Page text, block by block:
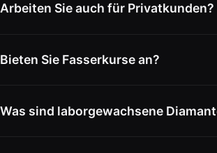
Arbeiten Sie auch für Privatkunden?
Bieten Sie Fasserkurse an?
Was sind laborgewachsene